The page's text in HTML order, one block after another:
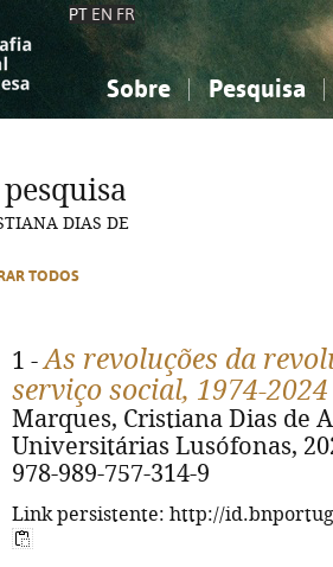
PT EN FR
Sobre Pesquisa
Ciências sociais...
Ciências sociais...
DIAS DE
TODOS
1 -As revoluções da
serviço social, 1974-2024
Marques, Cristiana Dias de
Universitárias Lusófonas,
978-989-757-314-9
Link persistente: http://